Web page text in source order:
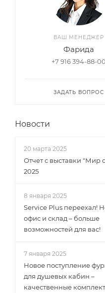
ВАШ МЕНЕДЖЕР
Фарида
+7 916 394-88-00
ЗАДАТЬ ВОПРОС
Новости
20 марта 2025
Отчет с выставки "Мир
2025
8 января 2025
Service Plus переехал!
офис и склад – больше
возможностей для вас!
7 января 2025
Новое поступление
для душевых кабин –
качественные